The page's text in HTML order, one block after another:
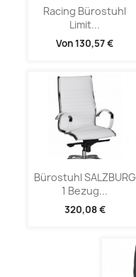
Racing Bürostuhl
Limit...
Von130,57 €
Bürostuhl SALZBURG
1 Bezug...
320,08 €